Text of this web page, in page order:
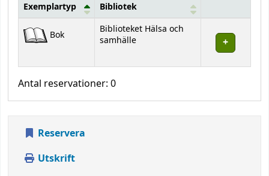
Bestånd
Exemplartyp Bibliotek
Bok
Biblioteket Hälsa och
samhälle
Antal reservationer: 0
Reservera
Utskrift